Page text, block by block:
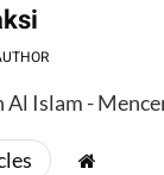
Al Islam -